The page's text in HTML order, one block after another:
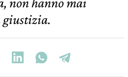
giustizia.